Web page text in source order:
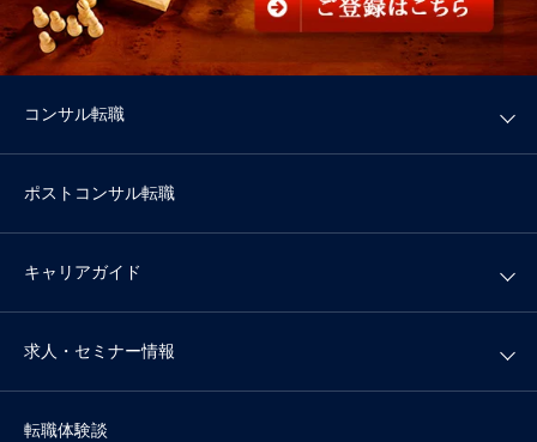
コンサル転職
ポストコンサル転職
キャリアガイド
求人・セミナー情報
転職体験談